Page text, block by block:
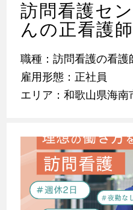
訪問看護セ
んの正看護
職種：訪問看護の看護
雇用形態：正社員
エリア：和歌山県海南